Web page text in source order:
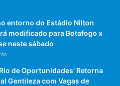
entorno do Estádio Nilton
modificado para Botafogo x
neste sábado
Rio de Oportunidades’ Retorna
Gentileza com Vagas de